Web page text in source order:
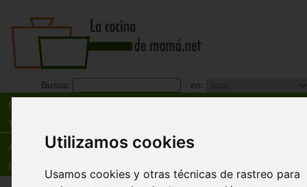
Utilizamos cookies
Usamos cookies y otras técnicas de rastreo para
Busca: en:
Recetas
Tienda
Actualidad
Registro